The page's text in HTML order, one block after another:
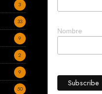
3
33
9
2
9
50
Nombre